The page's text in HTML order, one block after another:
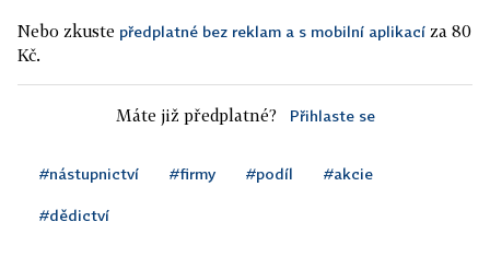
Nebo zkuste předplatné bez reklam a s mobilní aplikací za 80
Kč.
Máte již předplatné? Přihlaste se
#nástupnictví #firmy #podíl #akcie
#dědictví